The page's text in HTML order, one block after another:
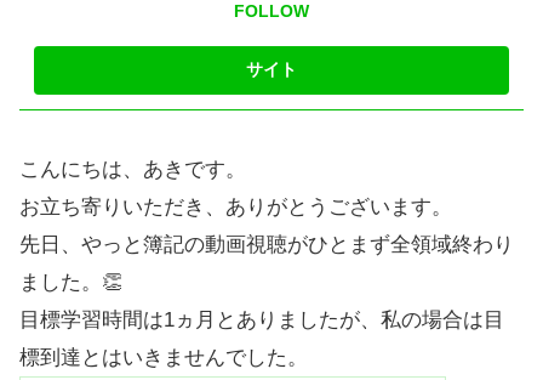
FOLLOW
こんにちは、あきです。
お立ち寄りいただき、ありがとうございます。
先日、やっと簿記の動画視聴がひとまず全領域終わり
ました。👏
目標学習時間は1ヵ月とありましたが、私の場合は目
標到達とはいきませんでした。